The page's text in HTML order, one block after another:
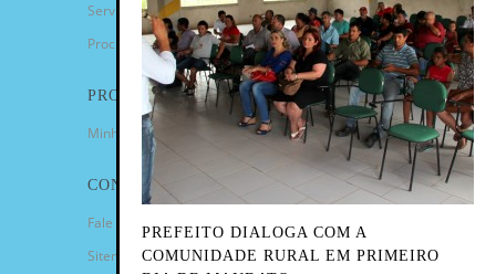
PREFEITO DIALOGA COM A
COMUNIDADE RURAL EM PRIMEIRO
Serviços
Procuradoria Geral
PROGRAMAS
Minha Casa Minha Vida
CONTATO
Fale Conosco
Sitemap